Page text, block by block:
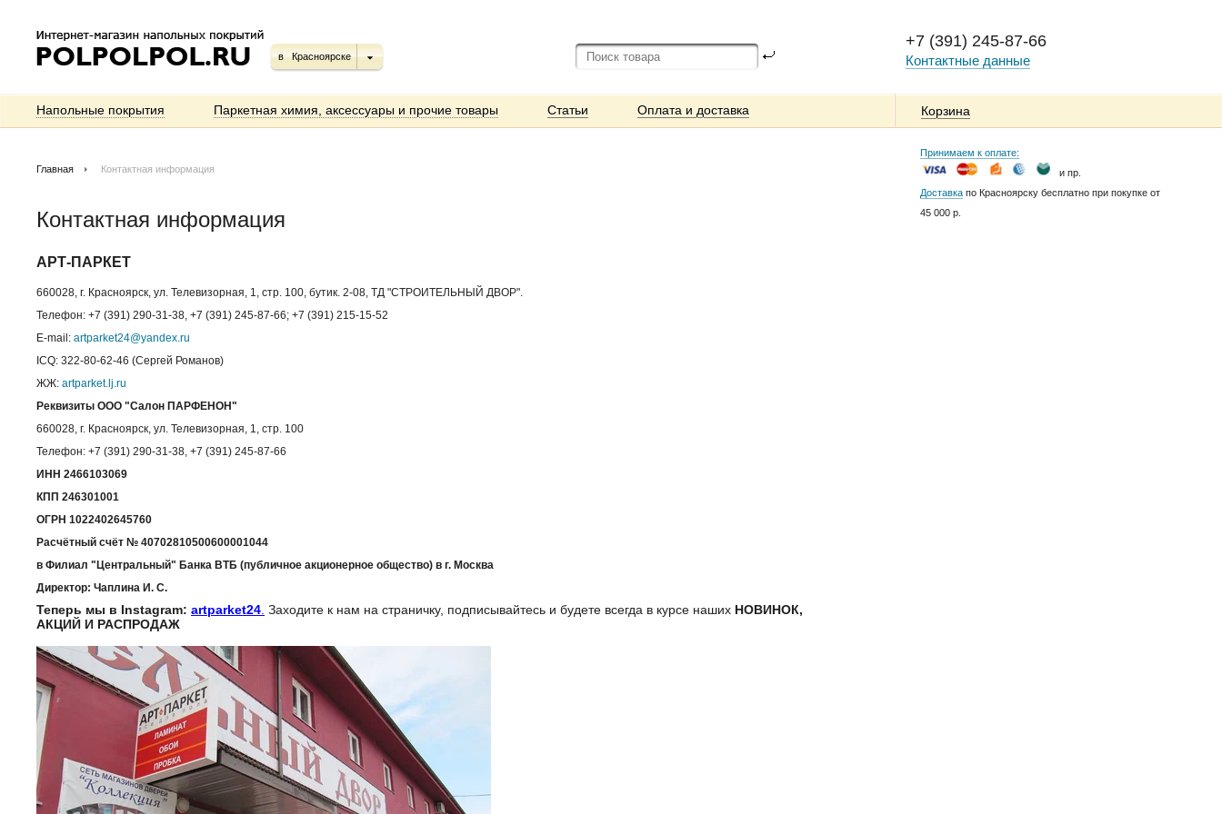
в Красноярске
+7 (391) 245-87-66
Контактные данные
Напольные покрытия Паркетная химия, аксессуары и прочие товары Статьи Оплата и доставка Корзина
Принимаем к оплате:
и пр.
Доставка по Красноярску бесплатно при покупке от
45 000 р.
Главная Контактная информация
Контактная информация
АРТ-ПАРКЕТ
660028, г. Красноярск, ул. Телевизорная, 1, стр. 100, бутик. 2-08, ТД "СТРОИТЕЛЬНЫЙ ДВОР".
Телефон: +7 (391) 290-31-38, +7 (391) 245-87-66; +7 (391) 215-15-52
E-mail: artparket24@yandex.ru
ICQ: 322-80-62-46 (Сергей Романов)
ЖЖ: artparket.lj.ru
Реквизиты ООО "Салон ПАРФЕНОН"
660028, г. Красноярск, ул. Телевизорная, 1, стр. 100
Телефон: +7 (391) 290-31-38, +7 (391) 245-87-66
ИНН 2466103069
КПП 246301001
ОГРН 1022402645760
Расчётный счёт № 40702810500600001044
в Филиал "Центральный" Банка ВТБ (публичное акционерное общество) в г. Москва
Директор: Чаплина И. С.
Теперь мы в Instagram: artparket24 Заходите к нам на страничку, подписывайтесь и будете всегда в курсе наших НОВИНОК,
АКЦИЙ И РАСПРОДАЖ